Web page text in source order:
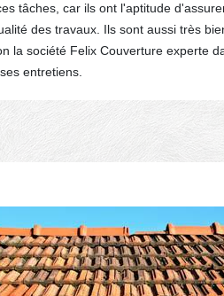
tâches, car ils ont l'aptitude
des travaux. Ils sont aussi très
la société Felix Couverture experte
entretiens.